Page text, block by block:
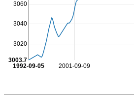
2001-09-09
1992-09-05
3020
3040
3060
3003.7